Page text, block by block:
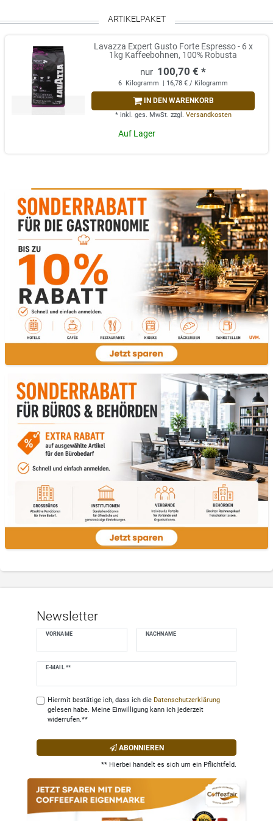
ARTIKELPAKET
Lavazza Expert Gusto Forte Espresso - 6 x
1kg Kaffeebohnen, 100% Robusta
100,70 € *
6 Kilogramm | 16,78 € / Kilogramm
IN DEN WARENKORB
* inkl. ges. MwSt. zzgl. Versandkosten
Auf Lager
Newsletter
VORNAME NACHNAME
E-MAIL **
Newsletter
Hiermit bestätige ich, dass ich die Daten­schutz­erklärung
gelesen habe. Meine Einwilligung kann ich jederzeit
widerrufen.**
ABONNIEREN
** Hierbei handelt es sich um ein Pflichtfeld.